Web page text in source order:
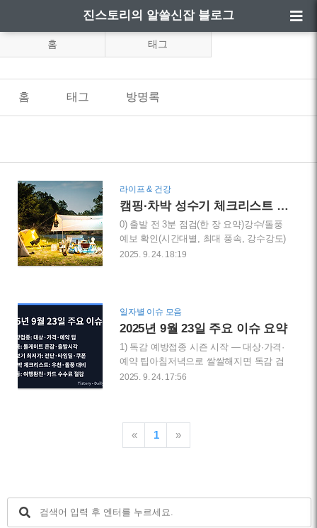
진스토리의 알쓸신잡 블로그
홈 태그
홈 태그 방명록
라이프 & 건강
캠핑·차박 성수기 체크리스트 — 우천·돌풍 대비 장비 완전 가이드
0) 출발 전 3분 점검(한 장 요약)강수/돌풍
예보 확인(시간대별, 최대 풍속, 강수강도)
타프 폴 여분(짧은 폴 1, 리페어 슬리브 1),
포), 배수용 미니 삽전기·조명(파워뱅크 1
만 mAh↑, 랜턴 2개, 헤드램프 1개)안전·방
재(난연 담요, 방수 드라이백, 구급·방수파
우치)1) 우천 세팅: “사선 타프 + 거터 라
인”이 기본형1-1. 사선 타프(Lean-To / A-프
레임 변형)폴 높낮이: 바람/비 방향 역풍 쪽
연 배수.크로스 각도: 대각선 당김(사선)으
로 상판 텐션을 준..
2025. 9. 24. 18:19
일자별 이슈 모음
2025년 9월 23일 주요 이슈 요약
1) 독감 예방접종 시즌 시작 — 대상·가격·
예약 팁아침저녁으로 쌀쌀해지면 독감 검
색이 훅 올라. 특히 무료접종 대상(어린이·
격을 달력으로 보여주고, 직장인/학생 **예
약 전략(점심·퇴근 후 슬롯)**을 체크리스
중립적으로 정리하면 재방문을 부른다. 원
2025. 9. 24. 17:56
« 1 »